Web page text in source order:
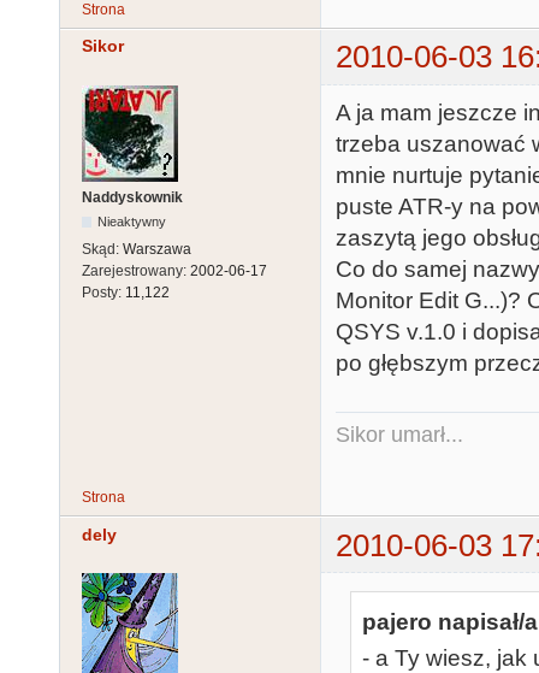
Strona
Sikor 2010-06-03
Naddyskownik
Nieaktywny
Skąd: Warszawa
Zarejestrowany: 2002-06-17
Posty: 11,122
A ja mam jeszcze
trzeba uszanować
mnie nurtuje
puste ATR-y na
zaszytą jego
Co do samej
Monitor Edit G...)?
QSYS v.1.0 i
po głębszym
Sikor umarł...
Strona
dely 2010-06-03
pajero napisał/
- a Ty wiesz, jak